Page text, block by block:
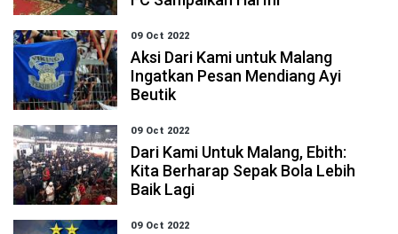
09 Oct 2022
Aksi Dari Kami untuk Malang
Ingatkan Pesan Mendiang Ayi
Beutik
09 Oct 2022
Dari Kami Untuk Malang, Ebith:
Kita Berharap Sepak Bola Lebih
Baik Lagi
09 Oct 2022